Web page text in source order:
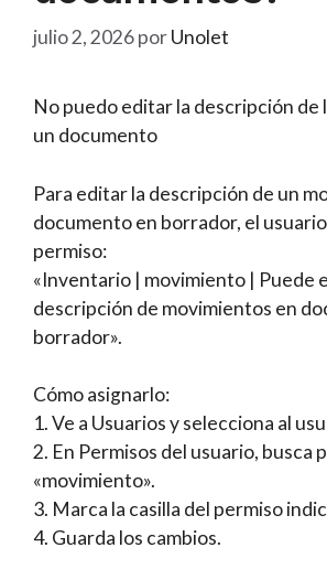
julio 2, 2026porUnolet
No puedo editar la descripción de
un documento
Para editar la descripción de un
documento en borrador, el
permiso:
«Inventario | movimiento | Puede
descripción de movimientos en
borrador».
Cómo asignarlo:
1. Ve a Usuarios y selecciona al
2. En Permisos del usuario, busca
«movimiento».
3. Marca la casilla del permiso
4. Guarda los cambios.